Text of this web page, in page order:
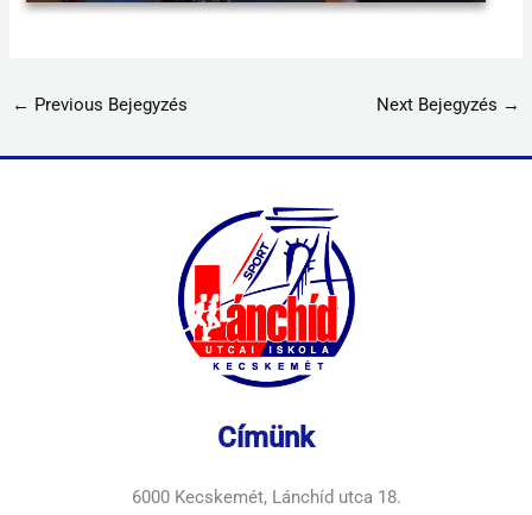
← Previous Bejegyzés Next Bejegyzés →
Címünk
6000 Kecskemét, Lánchíd utca 18.